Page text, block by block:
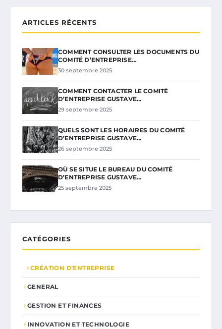
ARTICLES RÉCENTS
COMMENT CONSULTER LES DOCUMENTS DU
COMITÉ D’ENTREPRISE…
30 septembre 2025
COMMENT CONTACTER LE COMITÉ
D’ENTREPRISE GUSTAVE…
29 septembre 2025
QUELS SONT LES HORAIRES DU COMITÉ
D’ENTREPRISE GUSTAVE…
26 septembre 2025
OÙ SE SITUE LE BUREAU DU COMITÉ
D’ENTREPRISE GUSTAVE…
25 septembre 2025
CATÉGORIES
CRÉATION D’ENTREPRISE
GENERAL
GESTION ET FINANCES
INNOVATION ET TECHNOLOGIE